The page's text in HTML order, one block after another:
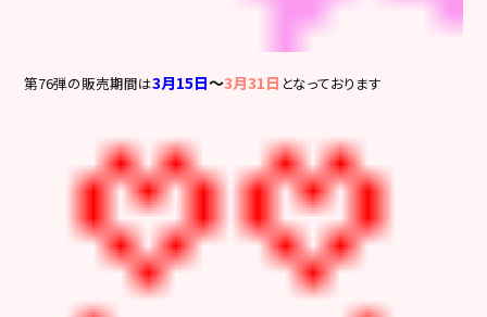
第76弾の販売期間は3月15日～3月31日 となっております